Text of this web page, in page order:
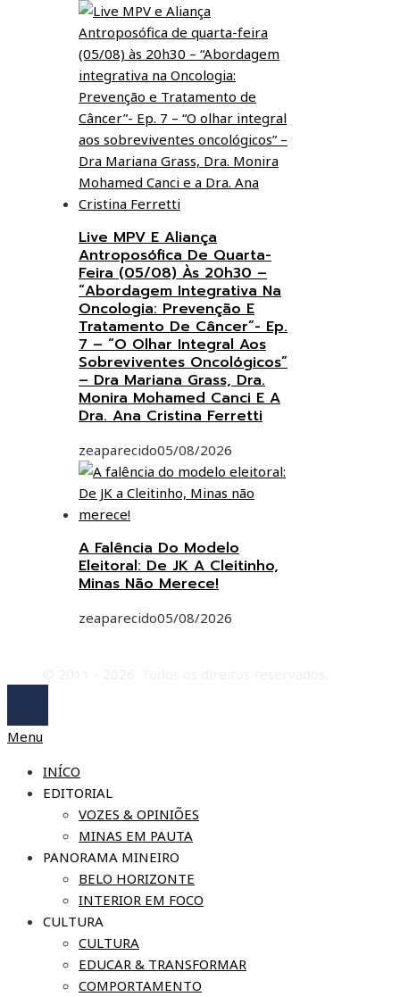
Live MPV E Aliança
Antroposófica De Quarta-
Feira (05/08) Às 20h30 –
“Abordagem Integrativa Na
Oncologia: Prevenção E
Tratamento De Câncer”- Ep.
7 – “O Olhar Integral Aos
Sobreviventes Oncológicos”
– Dra Mariana Grass, Dra.
Monira Mohamed Canci E A
Dra. Ana Cristina Ferretti
zeaparecido05/08/2026
A Falência Do Modelo
Eleitoral: De JK A Cleitinho,
Minas Não Merece!
zeaparecido05/08/2026
Menu
INÍCO
EDITORIAL
VOZES & OPINIÕES
MINAS EM PAUTA
PANORAMA MINEIRO
BELO HORIZONTE
INTERIOR EM FOCO
CULTURA
CULTURA
EDUCAR & TRANSFORMAR
COMPORTAMENTO